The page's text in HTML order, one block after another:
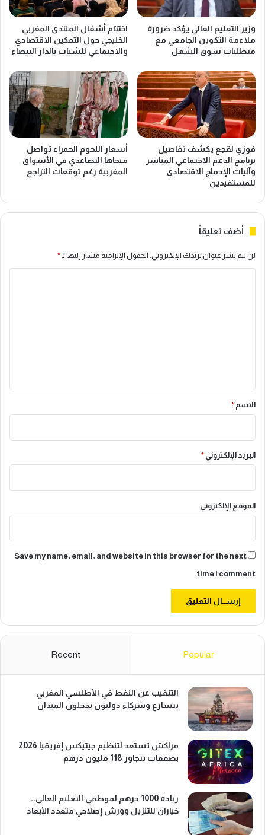
وزير التعليم العالي يؤكد ضرورة
ملاءمة التكوين الجامعي مع
متطلبات سوق الشغل
اختتام أشغال المنتدى المغربي
الخليجي حول التمكين الاقتصادي
والاجتماعي للشباب بالدار البيضاء
فوزي لقجع يكشف تفاصيل
برنامج الدعم الاجتماعي المباشر
وآليات الإدماج الاقتصادي
للمستفيدين
أسعار اللحوم الحمراء تواصل
منحاها التصاعدي في الأسواق
المغربية رغم توقعات التراجع
أضف تعليقاً
لن يتم نشر عنوان بريدك الإلكتروني. الحقول الإلزامية مشار إليها بـ*
*
الاسم *
البريد الإلكتروني *
الموقع الإلكتروني
Save my name, email, and website in this browser for the next
time I comment.
Popular
Recent
التنقيب عن النفط في الأطلسي المغربي
يتسارع وشركاء دوليون يدخلون الميدان
مراكش تستعد لتنظيم جيتيكس إفريقيا 2026
بصفقات تتجاوز 118 مليون درهم
زيادة 1000 درهم لموظفي التعليم العالي..
خياران للتنزيل وورش إصلاحي متعدد الأبعاد